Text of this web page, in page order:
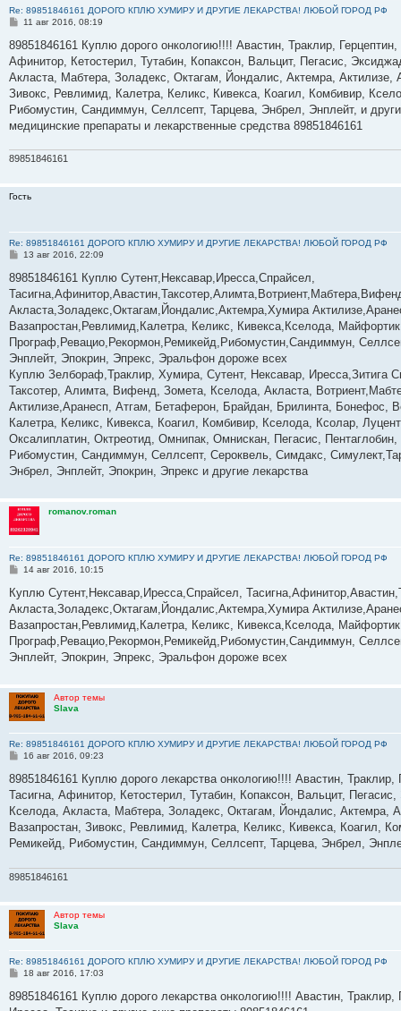
Re: 89851846161 ДОРОГО КПЛЮ ХУМИРУ И ДРУГИЕ ЛЕКАРСТВА! ЛЮБОЙ ГОРОД РФ
С
о
щ
е
и
е
11 авг 2016, 08:19
89851846161 Куплю дорого онкологию!!!! Авастин, Траклир,
Афинитор, Кетостерил, Тутабин, Копаксон, Вальцит, Пегасис,
Акласта, Мабтера, Золадекс, Октагам, Йондалис, Актемра,
Зивокс, Ревлимид, Калетра, Келикс, Кивекса, Коагил, Комбивир,
Рибомустин, Сандиммун, Селлсепт, Тарцева, Энбрел, Энплейт, и
медицинские препараты и лекарственные средства 89851846161
89851846161
Гость
Re: 89851846161 ДОРОГО КПЛЮ ХУМИРУ И ДРУГИЕ ЛЕКАРСТВА! ЛЮБОЙ ГОРОД РФ
С
о
щ
е
и
е
13 авг 2016, 22:09
89851846161 Куплю Сутент,Нексавар,Иресса,Спрайсел,
Акласта,Золадекс,Октагам,Йондалис,Актемра,Хумира
Вазапростан,Ревлимид,Калетра, Келикс, Кивекса,Кселода,
Програф,Ревацио,Рекормон,Ремикейд,Рибомустин,Сандиммун,
Энплейт, Эпокрин, Эпрекс, Эральфон дороже всех
Куплю Зелбораф,Траклир, Хумира, Сутент, Нексавар, Иресса,Зитига
Таксотер, Алимта, Вифенд, Зомета, Кселода, Акласта,
Актилизе,Аранесп, Атгам, Бетаферон, Брайдан, Брилинта, Бонефос,
Калетра, Келикс, Кивекса, Коагил, Комбивир, Кселода, Ксолар,
Оксалиплатин, Октреотид, Омнипак, Омнискан, Пегасис,
Рибомустин, Сандиммун, Селлсепт, Сероквель, Симдакс,
Энбрел, Энплейт, Эпокрин, Эпрекс и другие лекарства
romanov.roman
Re: 89851846161 ДОРОГО КПЛЮ ХУМИРУ И ДРУГИЕ ЛЕКАРСТВА! ЛЮБОЙ ГОРОД РФ
С
о
б
щ
е
и
е
14 авг 2016, 10:15
­­­­­­­­­­­Куплю Сутент,Нексавар,Иресса,Спрайсел,
Акласта,Золадекс,Октагам,Йондалис,Актемра,Хумира
Вазапростан,Ревлимид,Калетра, Келикс, Кивекса,Кселода,
Програф,Ревацио,Рекормон,Ремикейд,Рибомустин,Сандиммун,
Энплейт, Эпокрин, Эпрекс, Эральфон дороже всех
Автор темы
Slava
Re: 89851846161 ДОРОГО КПЛЮ ХУМИРУ И ДРУГИЕ ЛЕКАРСТВА! ЛЮБОЙ ГОРОД РФ
С
о
щ
е
и
е
16 авг 2016, 09:23
89851846161 Куплю дорого лекарства онкологию!!!! Авастин,
Тасигна, Афинитор, Кетостерил, Тутабин, Копаксон, Вальцит,
Кселода, Акласта, Мабтера, Золадекс, Октагам, Йондалис, Актемра,
Вазапростан, Зивокс, Ревлимид, Калетра, Келикс, Кивекса, Коагил,
Ремикейд, Рибомустин, Сандиммун, Селлсепт, Тарцева, Энбрел,
89851846161
Автор темы
Slava
Re: 89851846161 ДОРОГО КПЛЮ ХУМИРУ И ДРУГИЕ ЛЕКАРСТВА! ЛЮБОЙ ГОРОД РФ
С
о
18 авг 2016, 17:03
89851846161 Куплю дорого лекарства онкологию!!!! Авастин,